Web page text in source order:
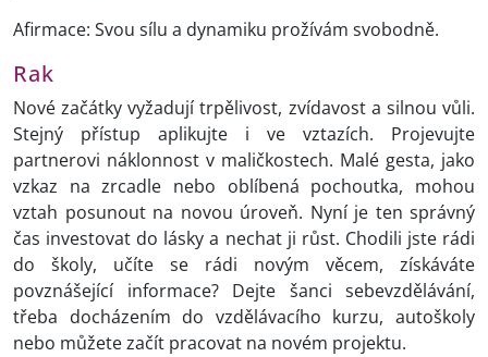
Afirmace: Svou sílu a dynamiku prožívám svobodně.
Rak
Nové začátky vyžadují trpělivost, zvídavost a silnou vůli.
Stejný přístup aplikujte i ve vztazích. Projevujte
partnerovi náklonnost v maličkostech. Malé gesta, jako
vzkaz na zrcadle nebo oblíbená pochoutka, mohou
vztah posunout na novou úroveň. Nyní je ten správný
čas investovat do lásky a nechat ji růst. Chodili jste rádi
do školy, učíte se rádi novým věcem, získáváte
povznášející informace? Dejte šanci sebevzdělávání,
třeba docházením do vzdělávacího kurzu, autoškoly
nebo můžete začít pracovat na novém projektu.